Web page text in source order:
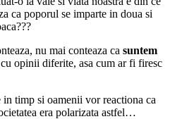
ca poporul se imparte in doua si
nu mai conteaza ca suntem
opinii diferite, asa cum ar fi firesc
timp si oamenii vor reactiona ca
era polarizata astfel…